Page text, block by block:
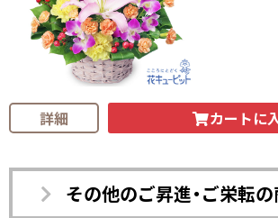
詳細 カートに
その他のご昇進・ご栄転